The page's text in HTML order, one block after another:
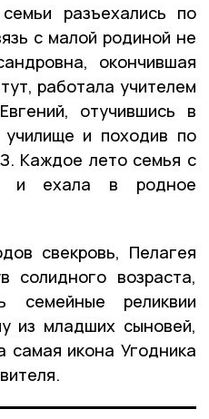
разъехались по
с малой родиной не
окончившая
работала учителем
отучившись в
и походив по
Каждое лето семья с
и ехала в родное
свекровь, Пелагея
солидного возраста,
семейные реликвии
из младших сыновей,
самая икона Угодника